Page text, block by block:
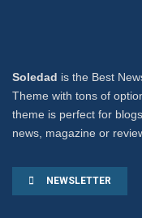
Soledad is the Best
Theme with tons of
theme is perfect for
news, magazine or
NEWSLETTER